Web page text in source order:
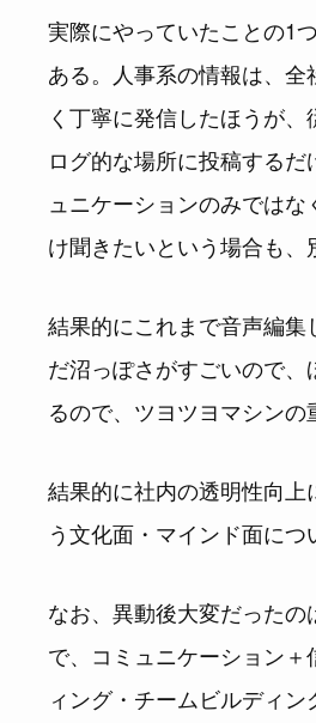
実際にやっていたことの1
ある。人事系の情報は、
く丁寧に発信したほうが
ログ的な場所に投稿する
ュニケーションのみでは
け聞きたいという場合も、
結果的にこれまで音声編
だ沼っぽさがすごいので
るので、ツヨツヨマシンの
結果的に社内の透明性向
う文化面・マインド面につ
なお、異動後大変だった
で、コミュニケーション
ィング・チームビルディ